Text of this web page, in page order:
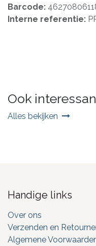
Barcode:
Interne referentie:
Ook
Alles bekijken
Handige links
Over ons
Verzenden en
Algemene